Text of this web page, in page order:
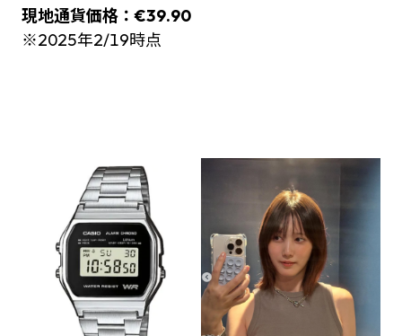
現地通貨価格：€39.90
※2025年2/19時点